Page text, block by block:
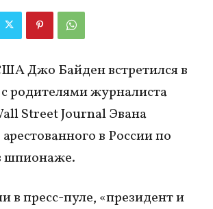
Джо Байден встретился в
родителями журналиста
Street Journal Эвана
в России по
шпионаже.
в пресс-пуле, «президент и